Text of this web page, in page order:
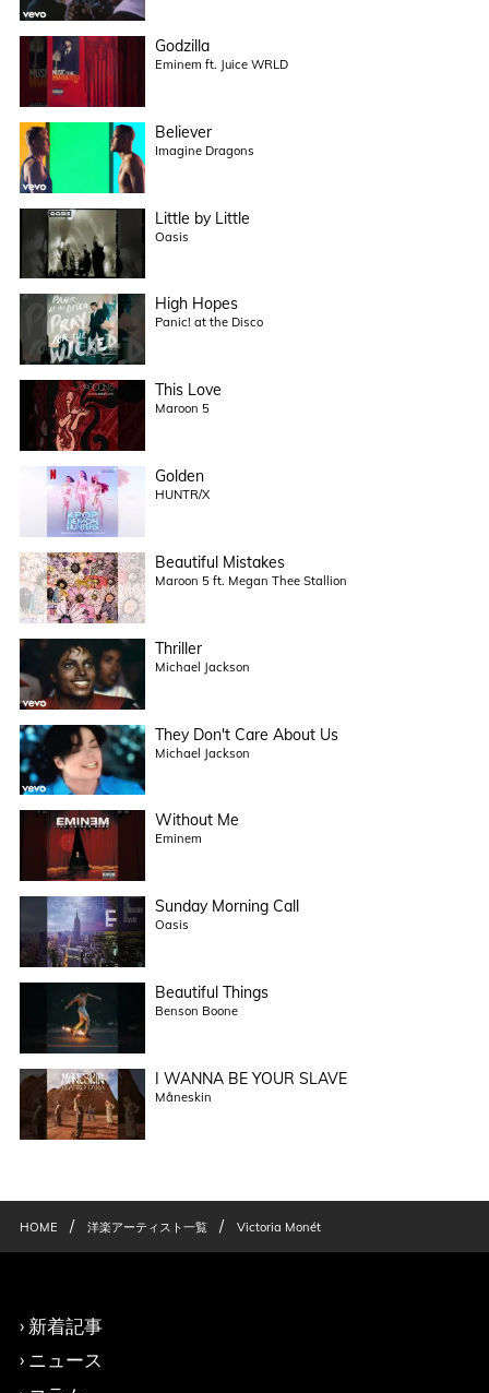
Godzilla
Eminem ft. Juice WRLD
Believer
Imagine Dragons
Little by Little
Oasis
High Hopes
Panic! at the Disco
This Love
Maroon 5
Golden
HUNTR/X
Beautiful Mistakes
Maroon 5 ft. Megan Thee Stallion
Thriller
Michael Jackson
They Don't Care About Us
Michael Jackson
Without Me
Eminem
Sunday Morning Call
Oasis
Beautiful Things
Benson Boone
I WANNA BE YOUR SLAVE
Måneskin
HOME / 洋楽アーティスト一覧 / Victoria Monét
新着記事
ニュース